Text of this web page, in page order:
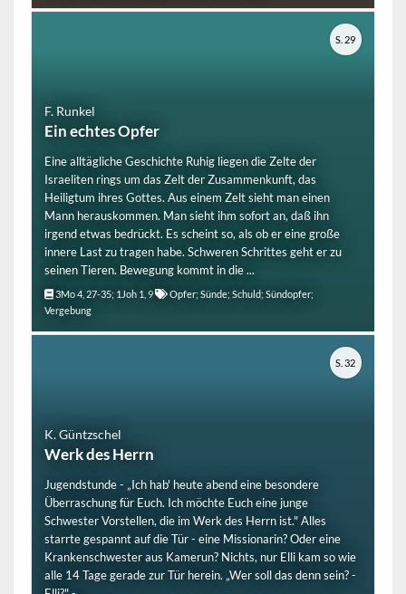
F. Runkel
Ein echtes Opfer
Eine alltägliche Geschichte Ruhig liegen die Zelte der
Israeliten rings um das Zelt der Zusammenkunft, das
Heiligtum ihres Gottes. Aus einem Zelt sieht man einen
Mann herauskommen. Man sieht ihm sofort an, daß ihn
irgend etwas bedrückt. Es scheint so, als ob er eine große
innere Last zu tragen habe. Schweren Schrittes geht er zu
seinen Tieren. Bewegung kommt in die ...
3Mo 4, 27-35; 1Joh 1, 9
Opfer; Sünde; Schuld; Sündopfer;
Vergebung
S. 29
K. Güntzschel
Werk des Herrn
Jugendstunde - „Ich hab' heute abend eine besondere
Überraschung für Euch. Ich möchte Euch eine junge
Schwester Vorstellen, die im Werk des Herrn ist." Alles
starrte gespannt auf die Tür - eine Missionarin? Oder eine
Krankenschwester aus Kamerun? Nichts, nur Elli kam so wie
alle 14 Tage gerade zur Tür herein. „Wer soll das denn sein? -
S. 32